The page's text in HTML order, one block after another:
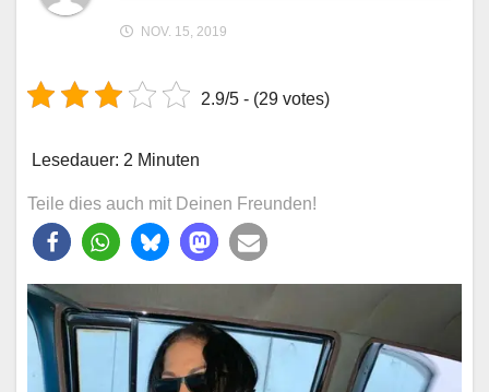
NOV. 15, 2019
2.9/5 - (29 votes)
Lesedauer: 2 Minuten
Teile dies auch mit Deinen Freunden!